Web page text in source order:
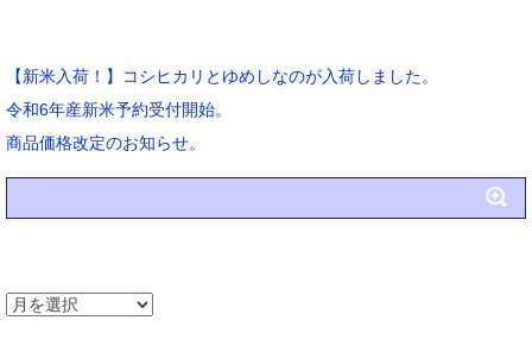
【新米入荷！】コシヒカリとゆめしなのが入荷しました。
令和6年産新米予約受付開始。
商品価格改定のお知らせ。
ア